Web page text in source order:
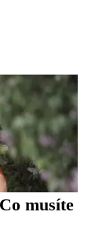
musíte